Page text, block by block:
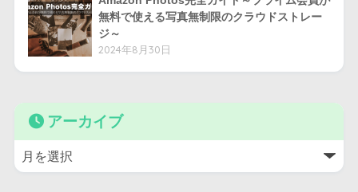
無料で使える写真無制限のクラウドストレー
ジ～
2024年8月30日
アーカイブ